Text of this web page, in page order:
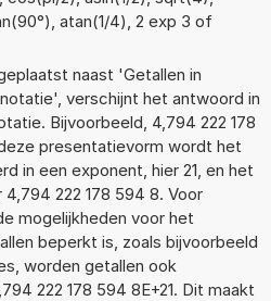
atan(1/4), 2 exp 3 of
naast 'Getallen in
verschijnt het antwoord in
Bijvoorbeeld, 4,794 222 178
presentatievorm wordt het
in een exponent, hier 21, en het
222 178 594 8. Voor
mogelijkheden voor het
beperkt is, zoals bijvoorbeeld
worden getallen ook
222 178 594 8E+21. Dit maakt